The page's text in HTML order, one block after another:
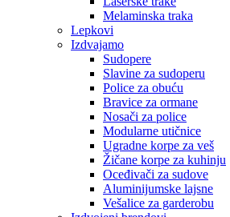
Melaminska traka
Lepkovi
Izdvajamo
Sudopere
Slavine za sudoperu
Police za obuću
Bravice za ormane
Nosači za police
Modularne utičnice
Ugradne korpe za veš
Žičane korpe za kuhinju
Oceđivači za sudove
Aluminijumske lajsne
Vešalice za garderobu